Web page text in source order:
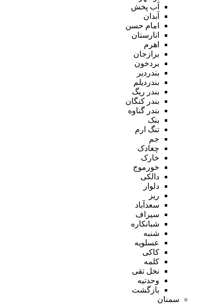
آب پخش
آبدان
امام حسن
انارستان
اهرم
برازجان
بردخون
بندردیر
بندردیلم
بندر ریگ
بندر کنگان
بندر گناوه
بنک
تنگ ارم
جم
چغادک
خارک
خورموج
دالکی
دلوار
ریز
سعدآباد
سیراف
شبانکاره
شنبه
عسلویه
کاکی
کلمه
نخل تقی
وحدتیه
بازگشت
سمنان